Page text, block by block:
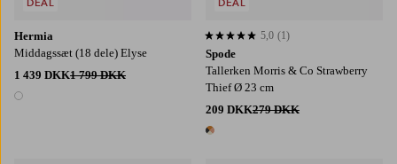
Hermia
Middagssæt (18 dele) Elyse
1 439 DKK1 799 DKK
1 farve
DEAL
Spode
Tallerken Morris & Co Strawberry
Thief Ø 23 cm
209 DKK279 DKK
1 farve
5,0 baseret på 1 bedømmelser
5,0 (1)
DEAL